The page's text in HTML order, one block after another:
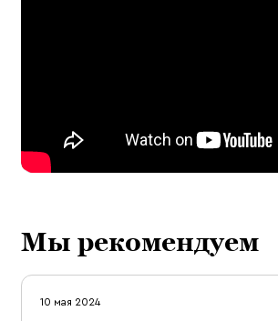
Мы рекомендуем
10 мая 2024